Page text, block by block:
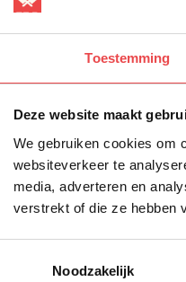
Toestemming
Deze website maakt
We gebruiken cookies om
websiteverkeer te
media, adverteren en
verstrekt of die ze hebben
Noodzakelijk